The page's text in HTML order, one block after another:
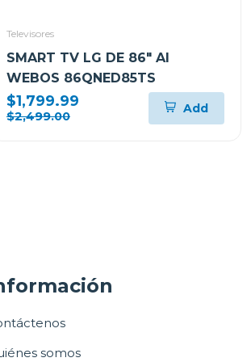
Televisores
SMART TV LG DE 86" AI
WEBOS 86QNED85TS
$1,799.99
$2,499.00
Add
somos